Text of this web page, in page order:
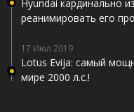
Hyundai кардинально
реанимировать его
17 Июл 2019
Lotus Evija: самый
мире 2000 л.с.!